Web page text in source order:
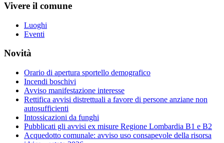
Vivere il comune
Luoghi
Eventi
Novità
Orario di apertura sportello demografico
Incendi boschivi
Avviso manifestazione interesse
Rettifica avvisi distrettuali a favore di persone anziane non
autosufficienti
Intossicazioni da funghi
Pubblicati gli avvisi ex misure Regione Lombardia B1 e B2
Acquedotto comunale: avviso uso consapevole della risorsa